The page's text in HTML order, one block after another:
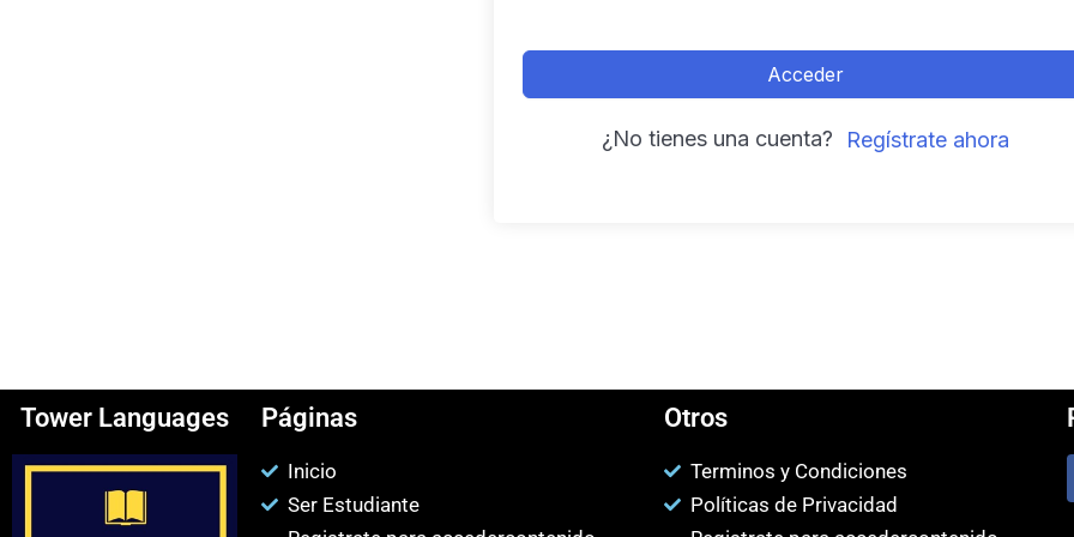
Acceder
¿No tienes una cuenta? Regístrate ahora
Tower Languages Páginas
Inicio
Ser Estudiante
Otros
Terminos y Condiciones
Políticas de Privacidad